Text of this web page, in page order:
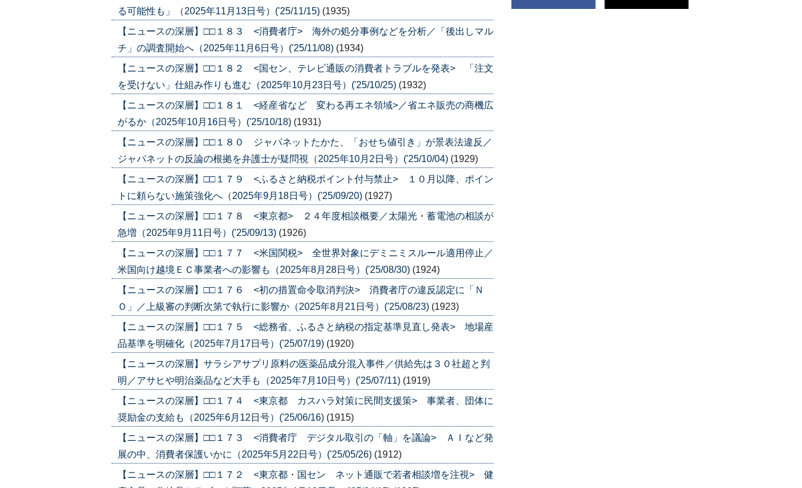
る可能性も」（2025年11月13日号）('25/11/15) (1935)
【ニュースの深層】□□１８３ <消費者庁> 海外の処分事例などを分析／「後出しマル
チ」の調査開始へ（2025年11月6日号）('25/11/08) (1934)
【ニュースの深層】□□１８２ <国セン、テレビ通販の消費者トラブルを発表> 「注文
を受けない」仕組み作りも進む（2025年10月23日号）('25/10/25) (1932)
【ニュースの深層】□□１８１ <経産省など 変わる再エネ領域>／省エネ販売の商機広
がるか（2025年10月16日号）('25/10/18) (1931)
【ニュースの深層】□□１８０ ジャパネットたかた、「おせち値引き」が景表法違反／
ジャパネットの反論の根拠を弁護士が疑問視（2025年10月2日号）('25/10/04) (1929)
【ニュースの深層】□□１７９ <ふるさと納税ポイント付与禁止> １０月以降、ポイン
トに頼らない施策強化へ（2025年9月18日号）('25/09/20) (1927)
【ニュースの深層】□□１７８ <東京都> ２４年度相談概要／太陽光・蓄電池の相談が
急増（2025年9月11日号）('25/09/13) (1926)
【ニュースの深層】□□１７７ <米国関税> 全世界対象にデミニミスルール適用停止／
米国向け越境ＥＣ事業者への影響も（2025年8月28日号）('25/08/30) (1924)
【ニュースの深層】□□１７６ <初の措置命令取消判決> 消費者庁の違反認定に「Ｎ
Ｏ」／上級審の判断次第で執行に影響か（2025年8月21日号）('25/08/23) (1923)
【ニュースの深層】□□１７５ <総務省、ふるさと納税の指定基準見直し発表> 地場産
品基準を明確化（2025年7月17日号）('25/07/19) (1920)
【ニュースの深層】サラシアサプリ原料の医薬品成分混入事件／供給先は３０社超と判
明／アサヒや明治薬品など大手も（2025年7月10日号）('25/07/11) (1919)
【ニュースの深層】□□１７４ <東京都 カスハラ対策に民間支援策> 事業者、団体に
奨励金の支給も（2025年6月12日号）('25/06/16) (1915)
【ニュースの深層】□□１７３ <消費者庁 デジタル取引の「軸」を議論> ＡＩなど発
展の中、消費者保護いかに（2025年5月22日号）('25/05/26) (1912)
【ニュースの深層】□□１７２ <東京都・国セン ネット通販で若者相談増を注視> 健